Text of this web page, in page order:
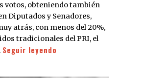
votos, obteniendo también
Diputados y Senadores,
atrás, con menos del 20%,
tradicionales del PRI, el
Seguir leyendo